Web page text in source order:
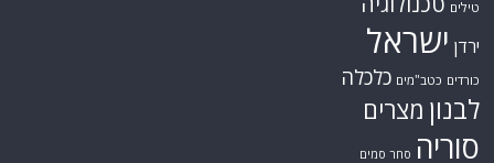
טילים
ירדן ישראל
כורדים כטב"מים כלכלה
לבנון מצרים
סוריה סחר סמים